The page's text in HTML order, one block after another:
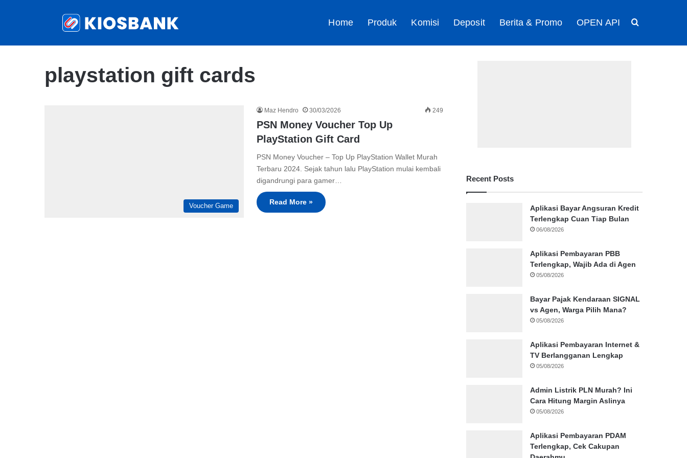
Home Produk Komisi Deposit Berita & Promo OPEN API
playstation gift cards
Voucher Game
Maz Hendro 30/03/2026 249
PSN Money Voucher Top Up
PlayStation Gift Card
PSN Money Voucher – Top Up PlayStation Wallet Murah
Terbaru 2024. Sejak tahun lalu PlayStation mulai kembali
digandrungi para gamer…
Read More »
Recent Posts
Aplikasi Bayar Angsuran Kredit
Terlengkap Cuan Tiap Bulan
06/08/2026
Aplikasi Pembayaran PBB
Terlengkap, Wajib Ada di Agen
05/08/2026
Bayar Pajak Kendaraan SIGNAL
vs Agen, Warga Pilih Mana?
05/08/2026
Aplikasi Pembayaran Internet &
TV Berlangganan Lengkap
05/08/2026
Admin Listrik PLN Murah? Ini
Cara Hitung Margin Aslinya
05/08/2026
Aplikasi Pembayaran PDAM
Terlengkap, Cek Cakupan